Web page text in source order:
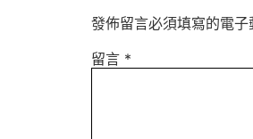
發佈留言必須填寫的電子
留言 *